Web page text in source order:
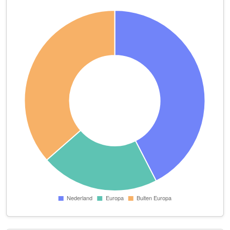
Binckhorst Vuurwerk
Scheveningseweg 12
BML Food Group Holland B.V.
Toussaintkade 50 A
Bonnet-slapen
Waldeck Pyrmontkade 84
Bosema Management en Participaties B.V.
Laan van Meerdervoort 106 A
Bram Kloos Photography
Carnegielaan 4 De Metropool, Unit 2.04
Bazarstraat 27